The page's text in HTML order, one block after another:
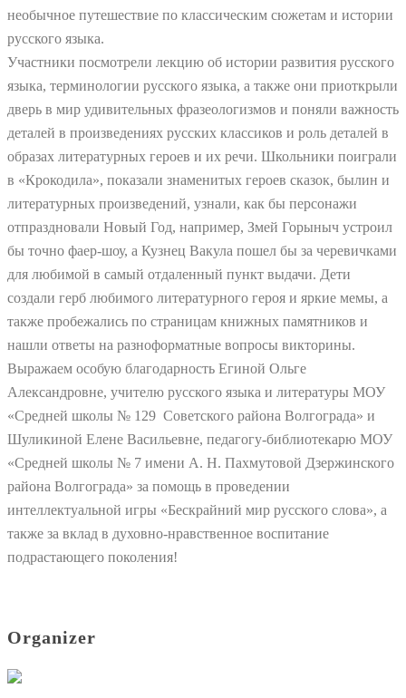
необычное путешествие по классическим сюжетам и истории
русского языка.
Участники посмотрели лекцию об истории развития русского
языка, терминологии русского языка, а также они приоткрыли
дверь в мир удивительных фразеологизмов и поняли важность
деталей в произведениях русских классиков и роль деталей в
образах литературных героев и их речи. Школьники поиграли
в «Крокодила», показали знаменитых героев сказок, былин и
литературных произведений, узнали, как бы персонажи
отпраздновали Новый Год, например, Змей Горыныч устроил
бы точно фаер-шоу, а Кузнец Вакула пошел бы за черевичками
для любимой в самый отдаленный пункт выдачи. Дети
создали герб любимого литературного героя и яркие мемы, а
также пробежались по страницам книжных памятников и
нашли ответы на разноформатные вопросы викторины.
Выражаем особую благодарность Егиной Ольге
Александровне, учителю русского языка и литературы МОУ
«Средней школы № 129 Советского района Волгограда» и
Шуликиной Елене Васильевне, педагогу-библиотекарю МОУ
«Средней школы № 7 имени А. Н. Пахмутовой Дзержинского
района Волгограда» за помощь в проведении
интеллектуальной игры «Бескрайний мир русского слова», а
также за вклад в духовно-нравственное воспитание
подрастающего поколения!
Organizer